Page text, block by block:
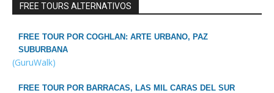
FREE TOURS ALTERNATIVOS
FREE TOUR POR COGHLAN: ARTE URBANO, PAZ
SUBURBANA
(GuruWalk)
FREE TOUR POR BARRACAS, LAS MIL CARAS DEL SUR